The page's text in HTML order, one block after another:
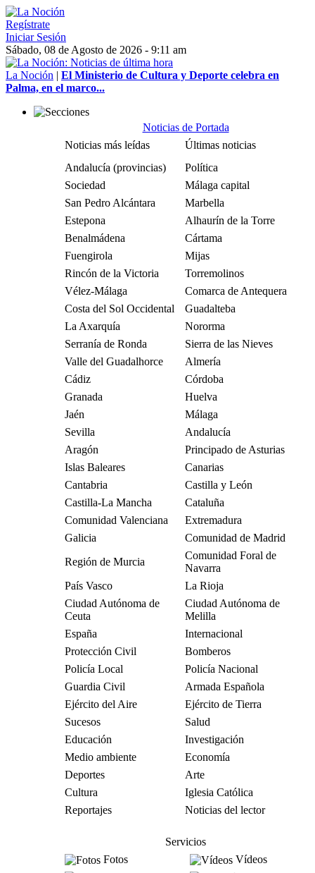
Regístrate
Iniciar Sesión
Sábado, 08 de Agosto de 2026 - 9:11 am
La Noción | El Ministerio de Cultura y Deporte celebra en
Palma, en el marco...
Noticias de Portada
Noticias más leídas
Últimas noticias
Andalucía (provincias)
Política
Sociedad
Málaga capital
San Pedro Alcántara
Marbella
Estepona
Alhaurín de la Torre
Benalmádena
Cártama
Fuengirola
Mijas
Rincón de la Victoria
Torremolinos
Vélez-Málaga
Comarca de Antequera
Costa del Sol Occidental
Guadalteba
La Axarquía
Nororma
Serranía de Ronda
Sierra de las Nieves
Valle del Guadalhorce
Almería
Cádiz
Córdoba
Granada
Huelva
Jaén
Málaga
Sevilla
Andalucía
Aragón
Principado de Asturias
Islas Baleares
Canarias
Cantabria
Castilla y León
Castilla-La Mancha
Cataluña
Comunidad Valenciana
Extremadura
Galicia
Comunidad de Madrid
Región de Murcia
Comunidad Foral de
Navarra
País Vasco
La Rioja
Ciudad Autónoma de
Ceuta
Ciudad Autónoma de
Melilla
España
Internacional
Protección Civil
Bomberos
Policía Local
Policía Nacional
Guardia Civil
Armada Española
Ejército del Aire
Ejército de Tierra
Sucesos
Salud
Educación
Investigación
Medio ambiente
Economía
Deportes
Arte
Cultura
Iglesia Católica
Reportajes
Noticias del lector
Servicios
Fotos
Vídeos